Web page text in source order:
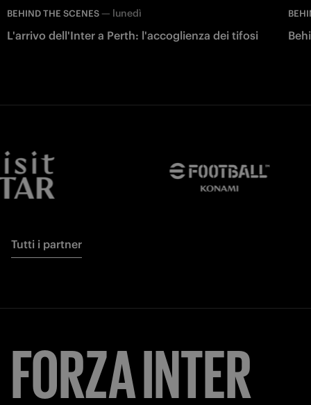
BEHIND THE SCENES — lunedì
L'arrivo dell'Inter a Perth: l'accoglienza dei tifosi
Tutti i partner
FORZAINTER